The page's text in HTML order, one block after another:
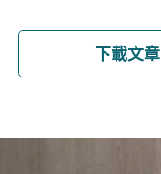
下載文章